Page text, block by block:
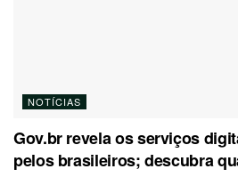
NOTÍCIAS
Gov.br revela os serviços
pelos brasileiros; descubra